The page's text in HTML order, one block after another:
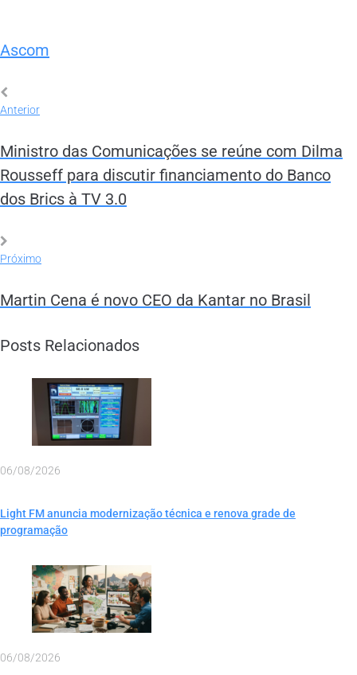
Ascom
Anterior
Ministro das Comunicações se reúne com Dilma
Rousseff para discutir financiamento do Banco
dos Brics à TV 3.0
Próximo
Martin Cena é novo CEO da Kantar no Brasil
Posts Relacionados
06/08/2026
Light FM anuncia modernização técnica e renova grade de
programação
06/08/2026